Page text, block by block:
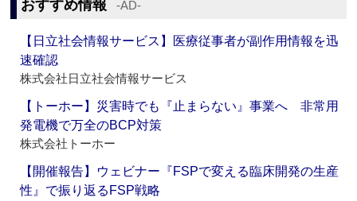
おすすめ情報 ‐AD‐
【日立社会情報サービス】医療従事者が副作用情報を迅
速確認
株式会社日立社会情報サービス
【トーホー】災害時でも『止まらない』事業へ 非常用
発電機で万全のBCP対策
株式会社トーホー
【開催報告】ウェビナー『FSPで変える臨床開発の生産
性』で振り返るFSP戦略